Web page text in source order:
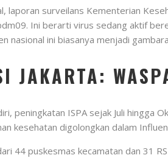
laporan surveilans Kementerian
Ini berarti virus sedang aktif
nasional ini biasanya menjadi
JAKARTA:
peningkatan ISPA sejak Juli hingga
kesehatan digolongkan dalam
44 puskesmas kecamatan dan 31